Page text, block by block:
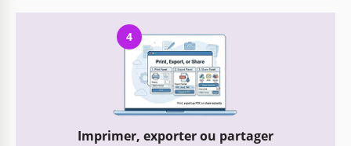
4
Imprimer, exporter ou partager